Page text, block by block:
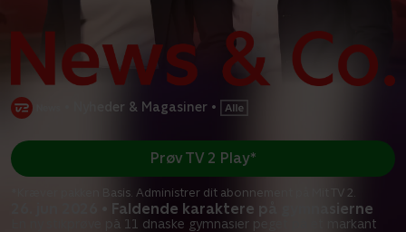
Nyheder & Magasiner •
26. jun 2026 • Faldende karaktere på gymnasierne
En ny stikprøve på 11 dnaske gymnasier peget på et markant
Prøv TV 2 Play*
*Kræver pakken Basis. Administrer dit abonnement på Mit TV 2.